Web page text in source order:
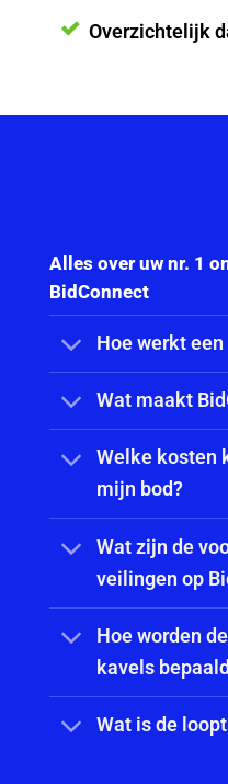
Overzichtelijk
Alles over uw nr. 1
BidConnect
Hoe werkt
Wat maakt
Welke kosten
mijn bod?
Wat zijn de
veilingen op
Hoe worden
kavels
Wat is de